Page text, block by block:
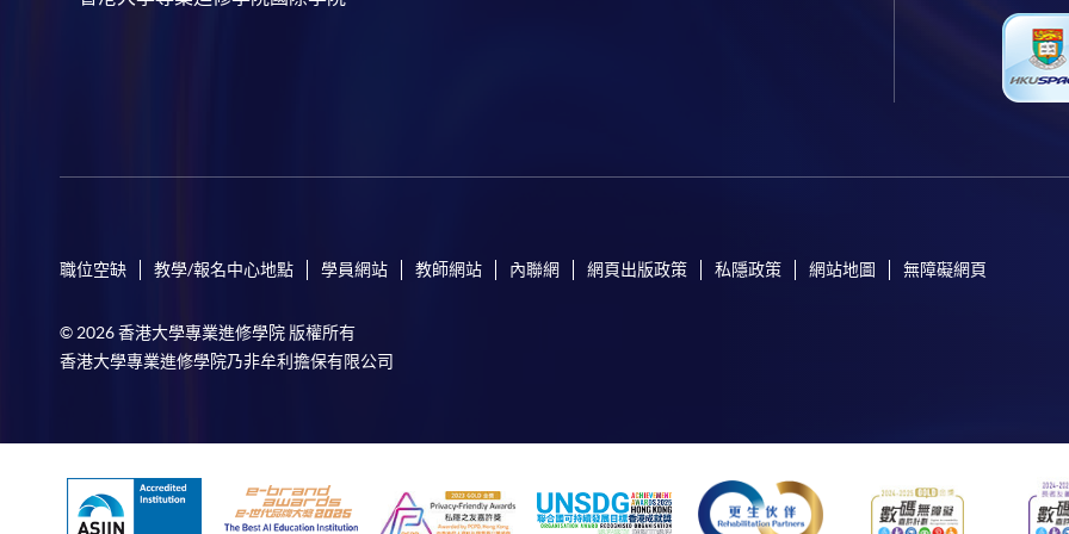
職位空缺 教學/報名中心地點 學員網站 教師網站 內聯網 網頁出版政策 私隱政策 網站地圖 無障礙網頁
© 2026 香港大學專業進修學院 版權所有
香港大學專業進修學院乃非牟利擔保有限公司